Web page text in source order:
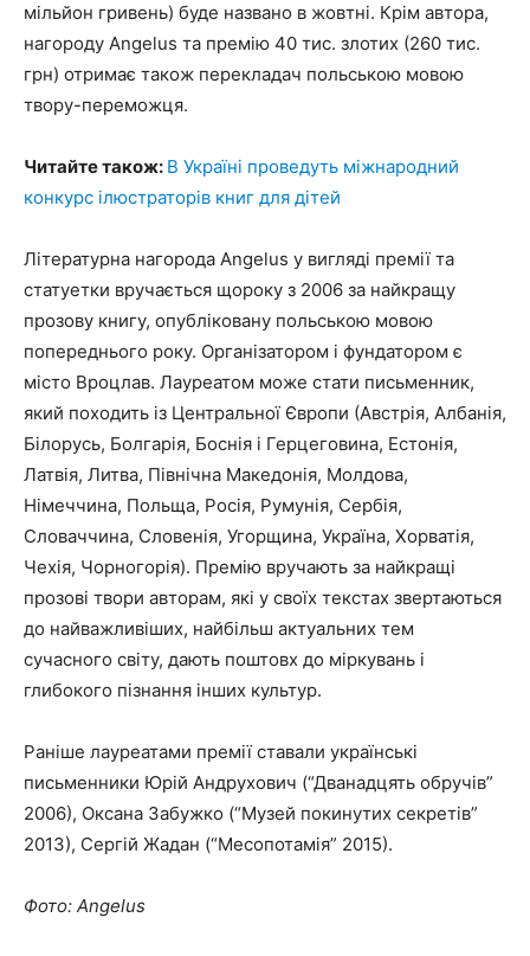
мільйон гривень) буде названо в жовтні. Крім автора,
нагороду Angelus та премію 40 тис. злотих (260 тис.
грн) отримає також перекладач польською мовою
твору-переможця.
Читайте також: В Україні проведуть міжнародний
конкурс ілюстраторів книг для дітей
Літературна нагорода Angelus у вигляді премії та
статуетки вручається щороку з 2006 за найкращу
прозову книгу, опубліковану польською мовою
попереднього року. Організатором і фундатором є
місто Вроцлав. Лауреатом може стати письменник,
який походить із Центральної Європи (Австрія, Албанія,
Білорусь, Болгарія, Боснія і Герцеговина, Естонія,
Латвія, Литва, Північна Македонія, Молдова,
Німеччина, Польща, Росія, Румунія, Сербія,
Словаччина, Словенія, Угорщина, Україна, Хорватія,
Чехія, Чорногорія). Премію вручають за найкращі
прозові твори авторам, які у своїх текстах звертаються
до найважливіших, найбільш актуальних тем
сучасного світу, дають поштовх до міркувань і
глибокого пізнання інших культур.
Раніше лауреатами премії ставали українські
письменники Юрій Андрухович (“Дванадцять обручів”
2006), Оксана Забужко (“Музей покинутих секретів”
2013), Сергій Жадан (“Месопотамія” 2015).
Фото: Angelus